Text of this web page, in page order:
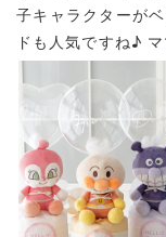
子キャラクターが
ドも人気ですね♪